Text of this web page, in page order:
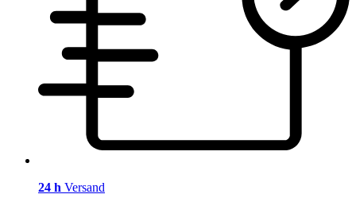
24 h Versand